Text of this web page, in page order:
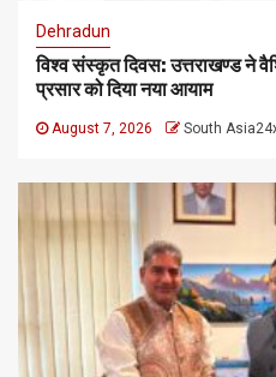
Dehradun
विश्व संस्कृत दिवस: उत्तराखण्ड ने
प्रसार को दिया नया आयाम
August 7, 2026 South